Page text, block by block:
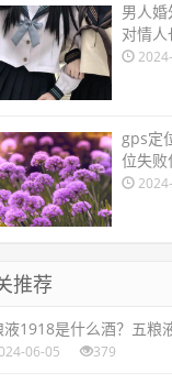
男人
对情
​gps定
位失败
推荐
液1918是什么酒？五粮
06-05 379